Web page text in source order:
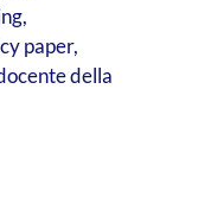
paper,
della